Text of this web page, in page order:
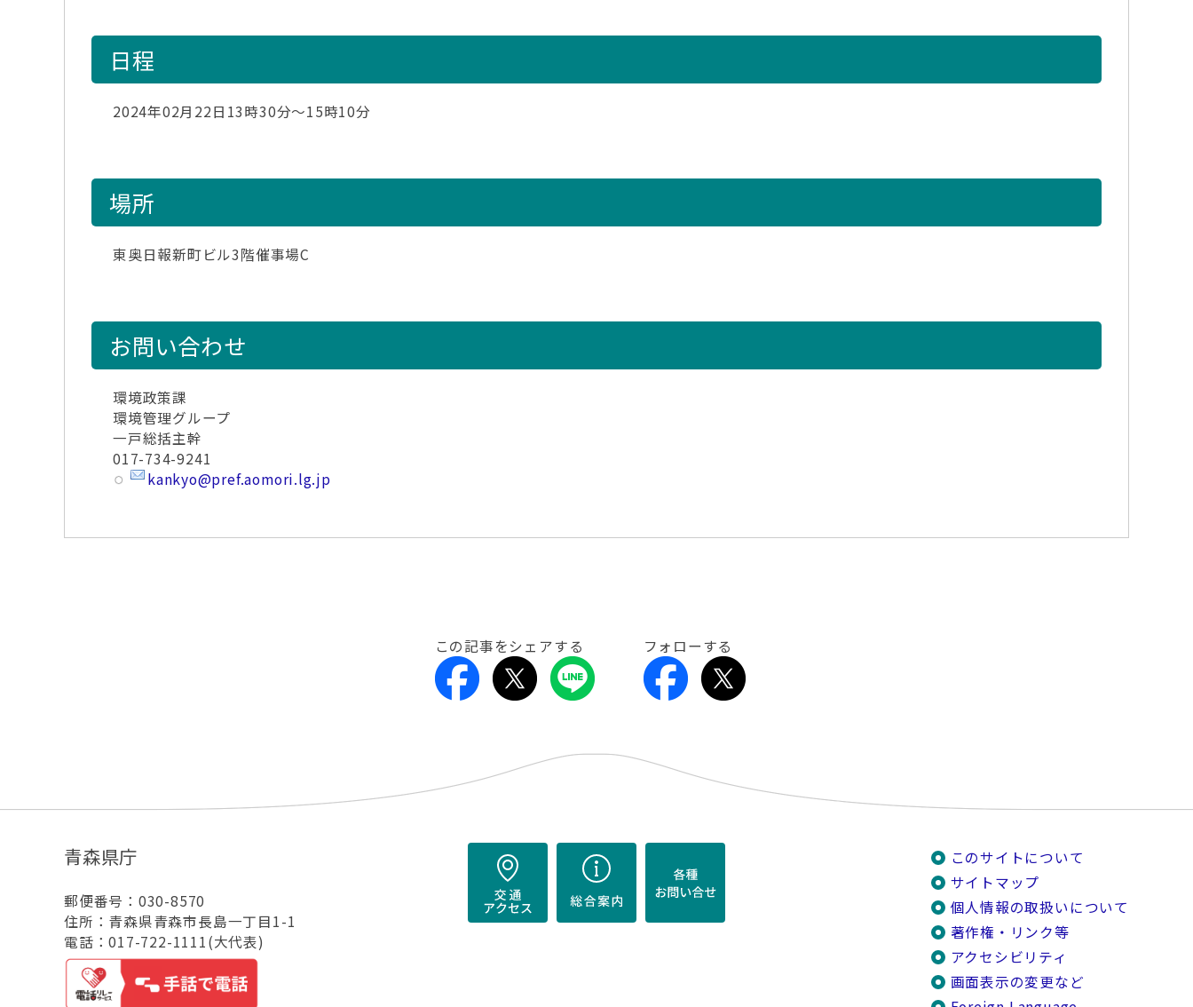
日程
2024年02月22日13時30分～15時10分
場所
東奥日報新町ビル3階催事場C
お問い合わせ
環境政策課
環境管理グループ
一戸総括主幹
017-734-9241
kankyo@pref.aomori.lg.jp
この記事をシェアする フォローする
青森県庁
郵便番号：030-8570
住所：青森県青森市長島一丁目1-1
電話：017-722-1111(大代表)
このサイトについて
サイトマップ
個人情報の取扱いについて
著作権・リンク等
アクセシビリティ
画面表示の変更など